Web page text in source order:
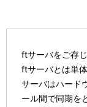
ftサーバをご存
ftサーバとは単
サーバはハード
ール間で同期を